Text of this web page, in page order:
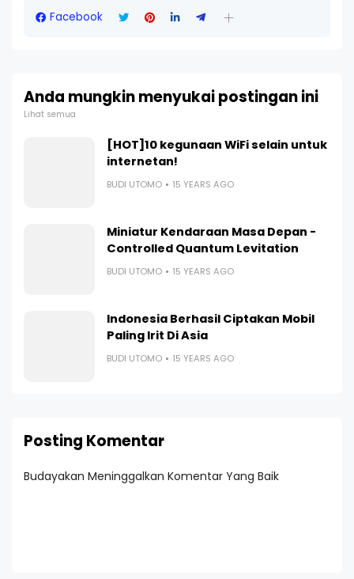
Facebook
Anda mungkin menyukai postingan ini
Lihat semua
[HOT]10 kegunaan WiFi selain untuk
internetan!
BUDI UTOMO 15 YEARS AGO
Miniatur Kendaraan Masa Depan -
Controlled Quantum Levitation
BUDI UTOMO 15 YEARS AGO
Indonesia Berhasil Ciptakan Mobil
Paling Irit Di Asia
BUDI UTOMO 15 YEARS AGO
Posting Komentar
Budayakan Meninggalkan Komentar Yang Baik